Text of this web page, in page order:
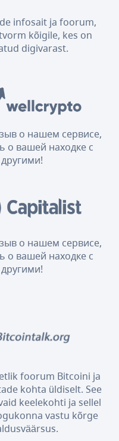
infosait ja foorum,
kõigile, kes on
digivarast.
о нашем сервисе,
о вашей находке с
другими!
о нашем сервисе,
о вашей находке с
другими!
foorum Bitcoini ja
kohta üldiselt. See
keelekohti ja sellel
vastu kõrge